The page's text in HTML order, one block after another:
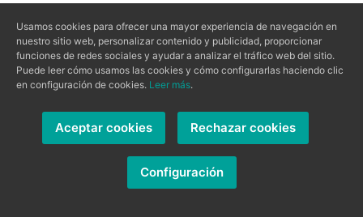
Usamos cookies para ofrecer una mayor experiencia de navegación en
nuestro sitio web, personalizar contenido y publicidad, proporcionar
funciones de redes sociales y ayudar a analizar el tráfico web del sitio.
Puede leer cómo usamos las cookies y cómo configurarlas haciendo clic
en configuración de cookies. Leer más.
Aceptar cookies Rechazar cookies
Configuración